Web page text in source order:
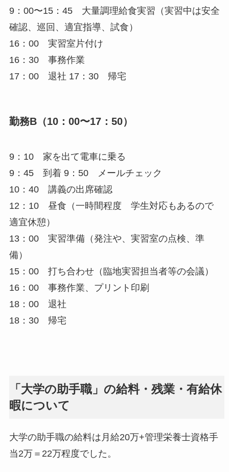
9：00〜15：45 大量調理給食実習（実習中は安全
確認、巡回、適宜指導、試食）
16：00 実習室片付け
16：30 事務作業
17：00 退社 17：30 帰宅
勤務B（10：00〜17：50）
9：10 家を出て電車に乗る
9：45 到着 9：50 メールチェック
10：40 講義の出席確認
12：10 昼食（一時間程度 学生対応もあるので
適宜休憩）
13：00 実習準備（発注や、実習室の点検、準
備）
15：00 打ち合わせ（臨地実習担当者等の会議）
16：00 事務作業、プリント印刷
18：00 退社
18：30 帰宅
「大学の助手職」の給料・残業・有給休
暇について
大学の助手職の給料は月給20万+管理栄養士資格手
当2万＝22万程度でした。